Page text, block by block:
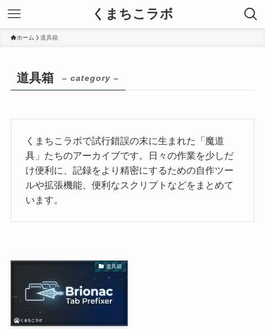
くまちこラボ
ホーム 道具箱
道具箱 – category –
くまちこラボで試行錯誤の末に生まれた「魔道
具」たちのアーカイブです。日々の作業を少しだ
け便利に、記録をより精密にするための自作ツー
ルや拡張機能、便利なスクリプトなどをまとめて
います。
道具箱